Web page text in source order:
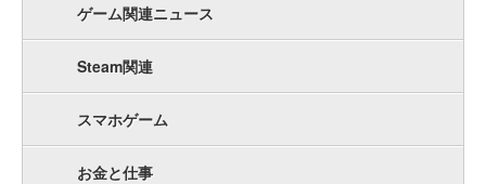
ゲーム関連ニュース
Steam関連
スマホゲーム
お金と仕事